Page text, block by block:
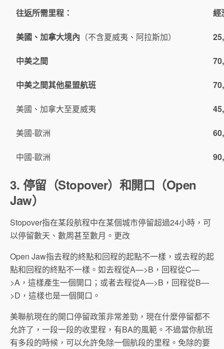
往返所需里程： 經
美國、加拿大境內 （不含夏威夷、阿拉斯加）
中美之間
中美之間其他星盟航班
美國、加拿大至夏威夷
美國-歐洲
中國-歐洲
3. 停留 （Stopover）和開口 （Open
Jaw）
Stopover指在某段航程中在某個城市停留超過24小時，可
以停留數天、數周甚至數月。更改
Open Jaw指去程的終點和回程的起點不一樣，或去程的起
點和回程的終點不一樣。如去程從A—>B，回程從C—
>A，這樣產生一個開口；或者去程從A—>B，回程從B—
>D，這樣也是一個開口。
美聯航現在的開口停留政策非常差勁，現在什麼停留都不
允許了，一段一段的收里程，有BA的風範。不過當你航班
有多段的時候，可以允許免除一個航段的里程。免除的要